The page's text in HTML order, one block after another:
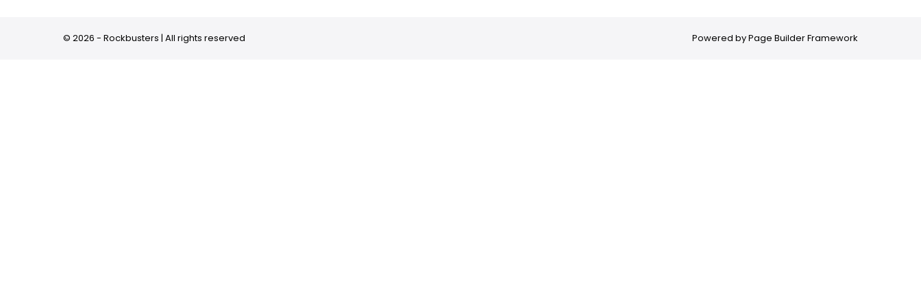
© 2026 - Rockbusters | All rights reserved Powered byPage Builder Framework